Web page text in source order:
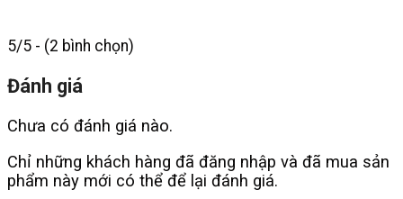
5/5 - (2 bình chọn)
Đánh giá
Chưa có đánh giá nào.
Chỉ những khách hàng đã đăng nhập và đã mua sản
phẩm này mới có thể để lại đánh giá.